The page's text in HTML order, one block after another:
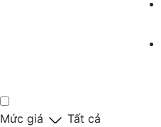
Mức giá Tất cả